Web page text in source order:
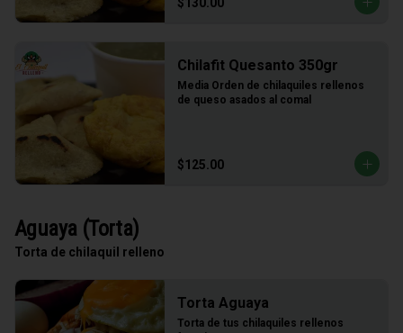
Chilafit Quesanto 350gr
Media Orden de chilaquiles rellenos
de queso asados al comal
$125.00
Aguaya (Torta)
Torta de chilaquil relleno
Torta Aguaya
Torta de tus chilaquiles rellenos